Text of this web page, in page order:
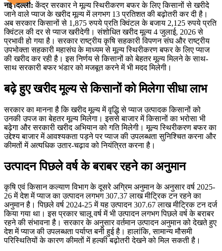
नई दिल्ली: केंद्र सरकार ने मूल्य स्थिरीकरण बफर के लिए किसानों से खरीदे
जाने वाले प्याज के खरीद मूल्य में लगभग 13 प्रतिशत की बढ़ोतरी कर दी है।
अब सरकार किसानों से 1,875 रुपये प्रति क्विंटल के बजाय 2,125 रुपये प्रति
क्विंटल की दर से प्याज खरीदेगी। संशोधित खरीद मूल्य 4 जुलाई, 2026 से
प्रभावी हो गया है। सरकार राष्ट्रीय कृषि सहकारी विपणन संघ और राष्ट्रीय
उपभोक्ता सहकारी महासंघ के माध्यम से मूल्य स्थिरीकरण बफर के लिए प्याज
की खरीद कर रही है। इस निर्णय से किसानों को बेहतर मूल्य मिलने के साथ-
साथ सरकारी बफर भंडार को मजबूत करने में भी मदद मिलेगी।
बढ़े हुए खरीद मूल्य से किसानों को मिलेगा सीधा लाभ
सरकार का मानना है कि खरीद मूल्य में वृद्धि से प्याज उत्पादक किसानों को
उनकी उपज का बेहतर मूल्य मिलेगा। इससे बाजार में किसानों का भरोसा भी
बढ़ेगा और सरकारी खरीद अभियान को गति मिलेगी। मूल्य स्थिरीकरण बफर का
उद्देश्य बाजार में आवश्यकता पड़ने पर प्याज की उपलब्धता सुनिश्चित करना और
कीमतों में अत्यधिक उतार-चढ़ाव को नियंत्रित करना है।
उत्पादन पिछले वर्ष के बराबर रहने का अनुमान
कृषि एवं किसान कल्याण विभाग के दूसरे अग्रिम अनुमान के अनुसार वर्ष 2025-
26 में देश में प्याज का उत्पादन लगभग 307.37 लाख मीट्रिक टन रहने का
अनुमान है। पिछले वर्ष 2024-25 में यह उत्पादन 307.67 लाख मीट्रिक टन दर्ज
किया गया था। इस प्रकार चालू वर्ष में भी उत्पादन लगभग पिछले वर्ष के बराबर
रहने की संभावना है। सरकार के अनुसार वर्तमान उत्पादन अनुमान को देखते हुए
देश में प्याज की उपलब्धता पर्याप्त बनी हुई है। हालांकि, सामान्य मौसमी
परिस्थितियों के कारण कीमतों में हल्की बढ़ोतरी देखने को मिल सकती है।